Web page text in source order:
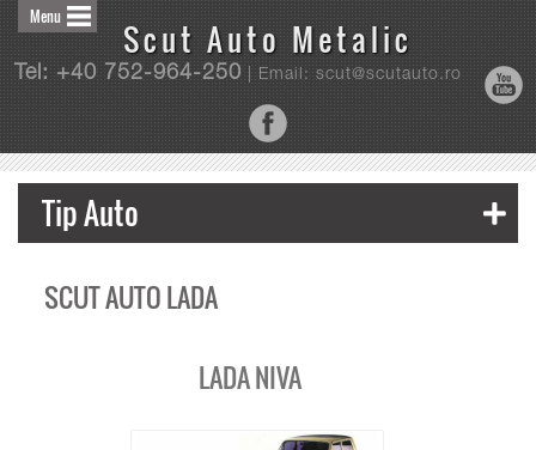
Scut Auto Metalic
Tel: +40 752-964-250| Email: scut@scutauto.ro
Menu
Tip Auto
SCUT AUTO LADA
LADA NIVA